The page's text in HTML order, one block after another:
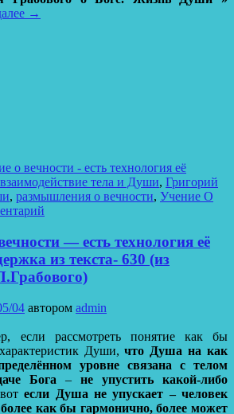
→
о вечности - есть технология её
взаимодействие тела и Души, Григорий
, размышления о вечности, Учение О
— есть технология её
из текста- 630 (из
04 автором admin
если рассмотреть понятие как бы
Души,что Душа на как
уровне связана с телом
Бога – не упустить какой-либо
если Душа не упускает – человек
как бы гармонично, более может